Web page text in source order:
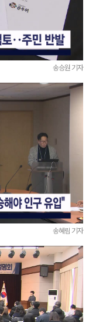
송승원 기자
송혜림 기자